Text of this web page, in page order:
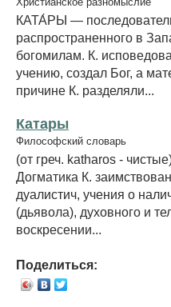
КАТА́РЫ —
распространенного в
богомилам. К.
учению, создал Бог, а
причине К. разделяли...
Катары
Философский словарь
(от греч. katharos -
Догматика К.
дуалистич, учения о
(дьявола), духовного и
воскресении...
Поделиться: